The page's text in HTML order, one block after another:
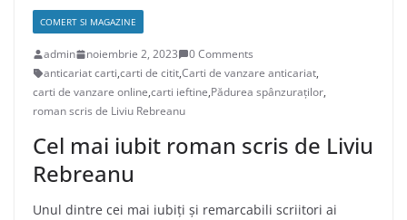
COMERT SI MAGAZINE
admin noiembrie 2, 2023
0 Comments
anticariat carti,carti de citit,Carti de vanzare anticariat,
carti de vanzare online,carti ieftine,Pădurea spânzuraților,
roman scris de Liviu Rebreanu
Cel mai iubit roman scris de Liviu
Rebreanu
Unul dintre cei mai iubiți și remarcabili scriitori ai